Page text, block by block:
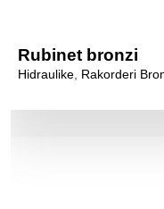
Rubinet bronzi
Hidraulike, Rakorderi